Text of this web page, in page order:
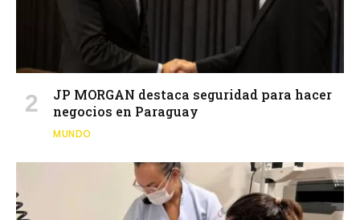
JP MORGAN destaca seguridad para hacer
negocios en Paraguay
MUNDO